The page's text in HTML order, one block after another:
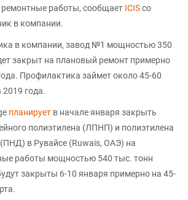
работы, сообщает ICISсо
в компании.
в компании, завод №1 мощностью 350
закрыт на плановый ремонт примерно
Профилактика займет около 45-60
2019 года.
планирует в начале января закрыть
полиэтилена (ЛПНП) и полиэтилена
в Рувайсе (Ruwais, ОАЭ) на
работы мощностью 540 тыс. тонн
закрыты 6-10 января примерно на 45-